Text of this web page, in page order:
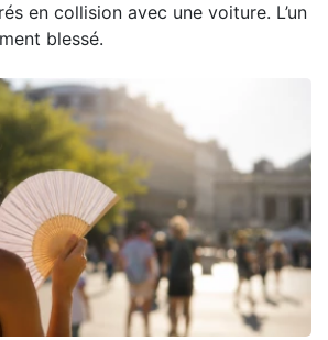
en collision avec une voiture. L’un
blessé.